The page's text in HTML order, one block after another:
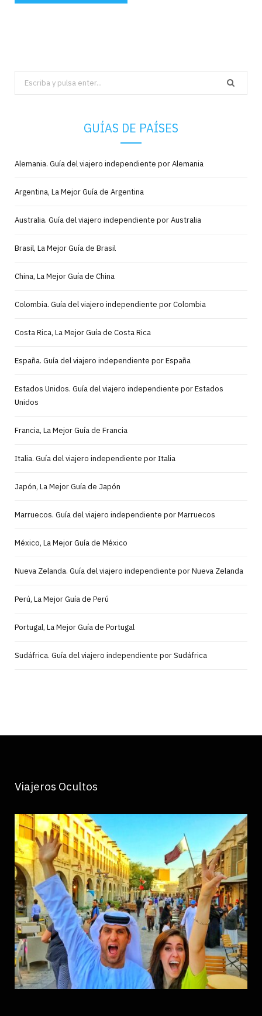
Search
for:
GUÍAS DE PAÍSES
Alemania. Guía del viajero independiente por Alemania
Argentina, La Mejor Guía de Argentina
Australia. Guía del viajero independiente por Australia
Brasil, La Mejor Guía de Brasil
China, La Mejor Guía de China
Colombia. Guía del viajero independiente por Colombia
Costa Rica, La Mejor Guía de Costa Rica
España. Guía del viajero independiente por España
Estados Unidos. Guía del viajero independiente por Estados
Unidos
Francia, La Mejor Guía de Francia
Italia. Guía del viajero independiente por Italia
Japón, La Mejor Guía de Japón
Marruecos. Guía del viajero independiente por Marruecos
México, La Mejor Guía de México
Nueva Zelanda. Guía del viajero independiente por Nueva Zelanda
Perú, La Mejor Guía de Perú
Portugal, La Mejor Guía de Portugal
Sudáfrica. Guía del viajero independiente por Sudáfrica
Viajeros Ocultos